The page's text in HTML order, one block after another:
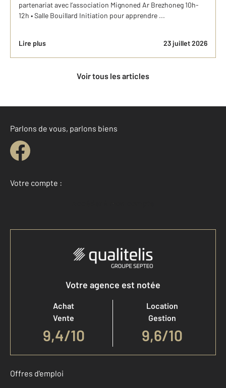
partenariat avec l’association Mignoned Ar Brezhoneg 10h-
12h • Salle Bouillard Initiation pour apprendre ...
Lire plus 23 juillet 2026
Voir tous les articles
Parlons de vous, parlons biens
Votre compte :
Accéder à mon compte
Votre agence est notée
Achat
Vente
9,4/10
Location
Gestion
9,6/10
Offres d'emploi